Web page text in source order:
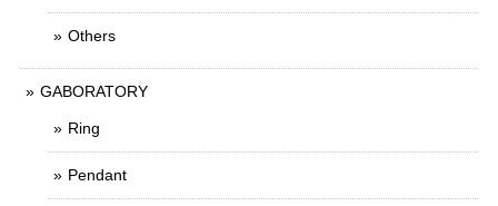
Others
GABORATORY
Ring
Pendant